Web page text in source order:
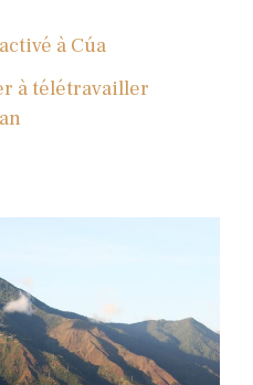
à Cúa
à télétravailler